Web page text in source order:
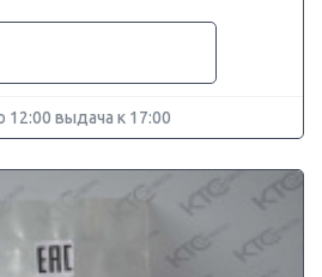
12:00 выдача к 17:00